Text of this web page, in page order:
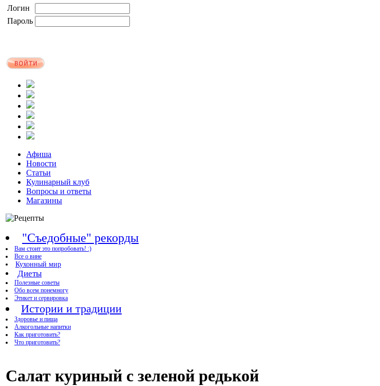
Логин
Пароль
Афиша
Новости
Статьи
Кулинарный клуб
Вопросы и ответы
Магазины
"Съедобные" рекорды
Вам стоит это попробовать! :)
Все о вине
Кухонный мир
Диеты
Полезные советы
Обо всем понемногу
Этикет и сервировка
Истории и традиции
Здоровье и пища
Алкогольные напитки
Как приготовить?
Что приготовить?
Салат куриный с зеленой редькой